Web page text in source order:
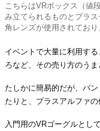
こちらはVRボックス（値
み立てられるものとプラ
角レンズが使用されてお
イベントで大量に利用す
ろなど、その売り方のうま
たしかに簡易的だが、バ
たりと、プラスアルファ
入門用のVRゴーグルとし